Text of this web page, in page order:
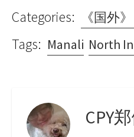
Categories: 《国外
Tags: Manali North
CPY